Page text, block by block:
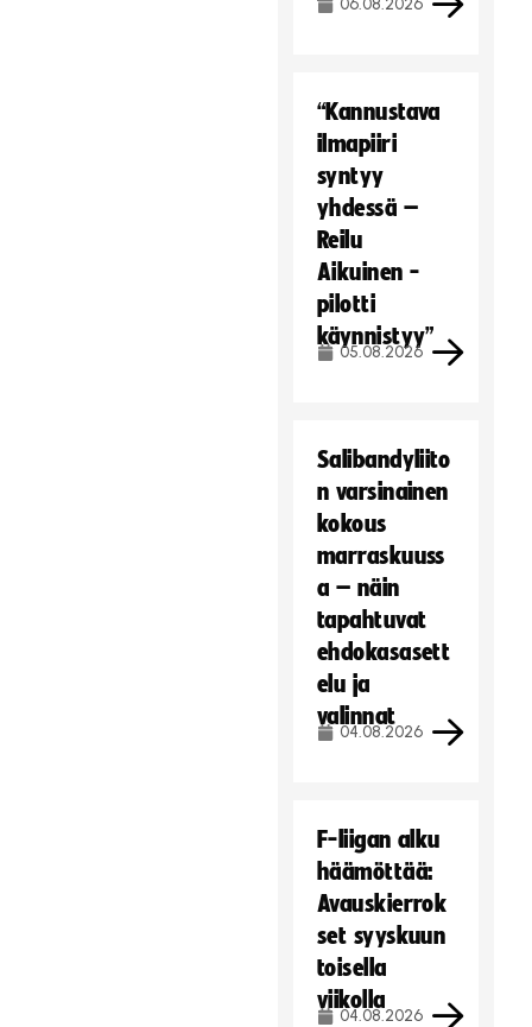
06.08.2026
“Kannustava
ilmapiiri
syntyy
yhdessä –
Reilu
Aikuinen -
pilotti
käynnistyy”
05.08.2026
Salibandyliito
n varsinainen
kokous
marraskuuss
a – näin
tapahtuvat
ehdokasasett
elu ja
valinnat
04.08.2026
F-liigan alku
häämöttää:
Avauskierrok
set syyskuun
toisella
viikolla
04.08.2026